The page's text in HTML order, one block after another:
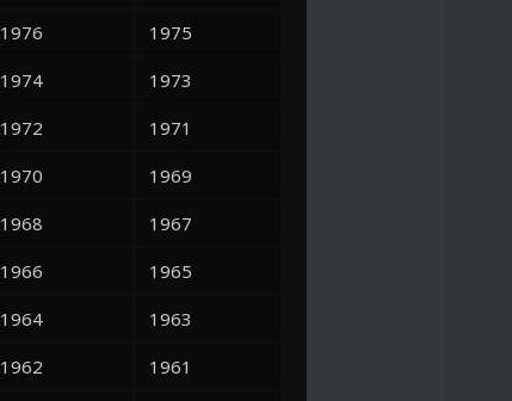
1976
1975
1974
1973
1972
1971
1970
1969
1968
1967
1966
1965
1964
1963
1962
1961